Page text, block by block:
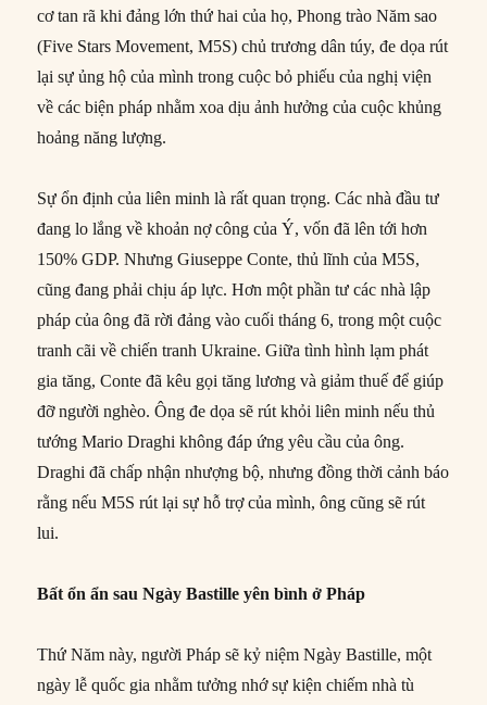
cơ tan rã khi đảng lớn thứ hai của họ, Phong trào Năm sao
(Five Stars Movement, M5S) chủ trương dân túy, đe dọa rút
lại sự ủng hộ của mình trong cuộc bỏ phiếu của nghị viện
về các biện pháp nhằm xoa dịu ảnh hưởng của cuộc khủng
hoảng năng lượng.
Sự ổn định của liên minh là rất quan trọng. Các nhà đầu tư
đang lo lắng về khoản nợ công của Ý, vốn đã lên tới hơn
150% GDP. Nhưng Giuseppe Conte, thủ lĩnh của M5S,
cũng đang phải chịu áp lực. Hơn một phần tư các nhà lập
pháp của ông đã rời đảng vào cuối tháng 6, trong một cuộc
tranh cãi về chiến tranh Ukraine. Giữa tình hình lạm phát
gia tăng, Conte đã kêu gọi tăng lương và giảm thuế để giúp
đỡ người nghèo. Ông đe dọa sẽ rút khỏi liên minh nếu thủ
tướng Mario Draghi không đáp ứng yêu cầu của ông.
Draghi đã chấp nhận nhượng bộ, nhưng đồng thời cảnh báo
rằng nếu M5S rút lại sự hỗ trợ của mình, ông cũng sẽ rút
lui.
Bất ổn ẩn sau Ngày Bastille yên bình ở Pháp
Thứ Năm này, người Pháp sẽ kỷ niệm Ngày Bastille, một
ngày lễ quốc gia nhằm tưởng nhớ sự kiện chiếm nhà tù